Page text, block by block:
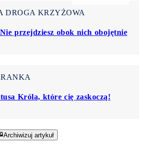
przejdziesz obok nich obojętnie
Króla, które cię zaskoczą!
Archiwizuj artykuł